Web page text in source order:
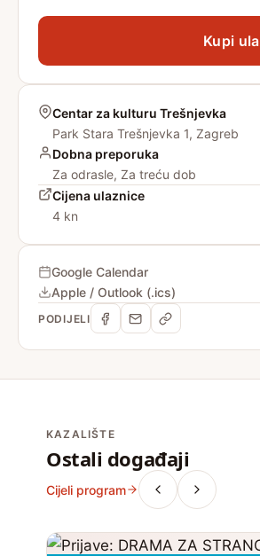
Kupi
Centar za kulturu Trešnjevka
Park Stara Trešnjevka 1, Zagreb
Dobna preporuka
Za odrasle, Za treću dob
Cijena ulaznice
4 kn
Google Calendar
Apple / Outlook (.ics)
PODIJELI
KAZALIŠTE
Ostali događaji
Cijeli program